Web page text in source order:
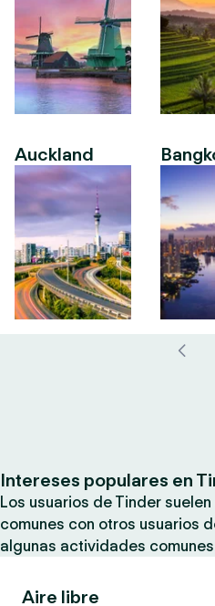
Auckland
Intereses populares en
Los usuarios de Tinder
comunes con otros usuarios
algunas actividades
Aire libre